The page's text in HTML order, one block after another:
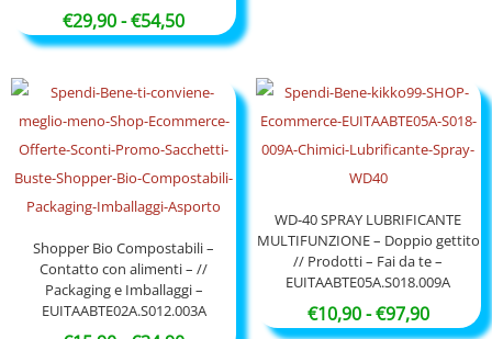
€29,90-€54,50Fascia
di
da
€29,90
a
€54,50
a
€17,90
Shopper Bio Compostabili –
Contatto con alimenti – //
Packaging e Imballaggi –
EUITAABTE02A.S012.003A
WD-40 SPRAY LUBRIFICANTE
MULTIFUNZIONE – Doppio gettito
// Prodotti – Fai da te –
EUITAABTE05A.S018.009A
€10,90-€97,90Fascia